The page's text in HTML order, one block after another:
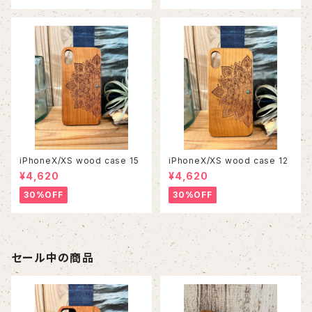
iPhoneX/XS wood case 15
¥4,620
30%OFF
iPhoneX/XS wood case 12
¥4,620
30%OFF
セール中の商品